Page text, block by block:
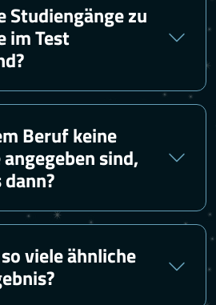
Studiengänge zu
im Test
Beruf keine
sind,
viele ähnliche